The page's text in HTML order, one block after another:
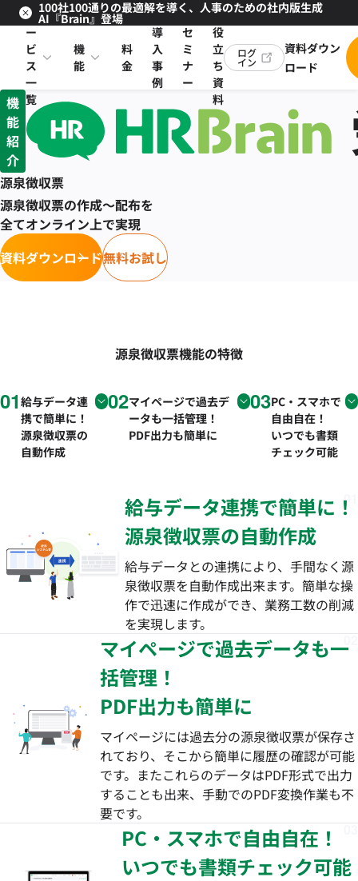
100社100通りの最適解を導く、人事のための社内版生成
AI『Brain』登場
サ
ー
ビ
ス
一
覧
機
能
料
金
導
入
事
例
セ
ミ
ナ
ー
お
役
立
ち
資
料
ログ
イン
資料ダウン
ロード
機
能
紹
介
源泉徴収票
源泉徴収票の作成〜配布を
全てオンライン上で実現
資料ダウンロード無料お試し
源泉徴収票機能の特徴
01 給与データ連
携で簡単に！
源泉徴収票の
自動作成
02マイページで過去デ
ータも一括管理！
PDF出力も簡単に
03PC・スマホで
自由自在！
いつでも書類
チェック可能
01
給与データ連携で簡単に！
源泉徴収票の自動作成
給与データとの連携により、手間なく源
泉徴収票を自動作成出来ます。簡単な操
作で迅速に作成ができ、業務工数の削減
を実現します。
02
マイページで過去データも一
括管理！
PDF出力も簡単に
マイページには過去分の源泉徴収票が保存さ
れており、そこから簡単に履歴の確認が可能
です。またこれらのデータはPDF形式で出力
することも出来、手動でのPDF変換作業も不
要です。
03
PC・スマホで自由自在！
いつでも書類チェック可能